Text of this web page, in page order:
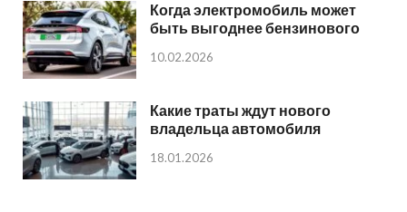
Когда электромобиль может
быть выгоднее бензинового
10.02.2026
Какие траты ждут нового
владельца автомобиля
18.01.2026